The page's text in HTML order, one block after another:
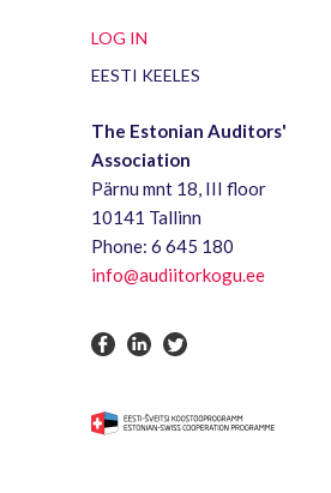
LOG IN
EESTI KEELES
The Estonian Auditors'
Association
Pärnu mnt 18, III floor
10141 Tallinn
Phone: 6 645 180
info@audiitorkogu.ee